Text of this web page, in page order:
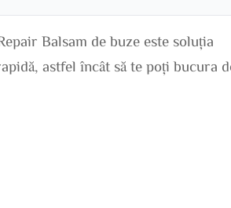
Balsam de buze este soluția
astfel încât să te poți bucura